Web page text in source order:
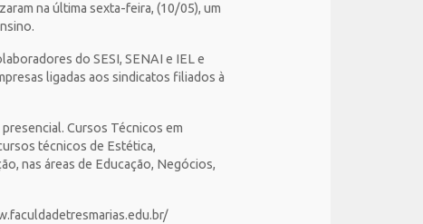
na última sexta-feira, (10/05), um
do SESI, SENAI e IEL e
ligadas aos sindicatos filiados à
Cursos Técnicos em
técnicos de Estética,
nas áreas de Educação, Negócios,